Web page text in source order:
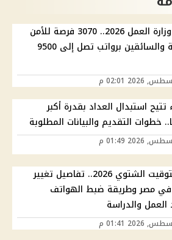
وظائف وزارة العمل 2026.. 3070 فرصة للأمن
والنظافة والسائقين برواتب تصل إلى 9500
تتيح استبدال العداد بقدرة أكبر
خطوات التقديم والبيانات المطلوبة
موعد التوقيت الشتوي 2026.. تفاصيل تغيير
في مصر وطريقة ضبط الهواتف
العمل والدراسة